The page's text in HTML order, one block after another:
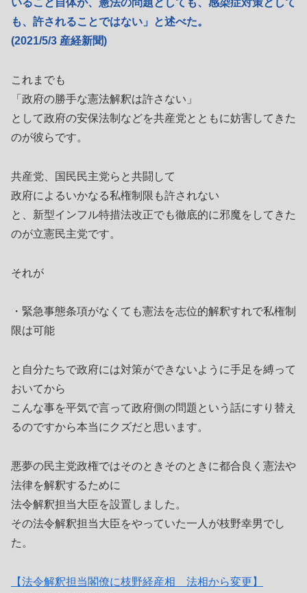
いること自体が、憲法の問題としても、感染症対策として
も、許されることではない」と述べた。
(2021/5/3 産経新聞)
これまでも
「政府の勝手な憲法解釈は許さない」
として政府の安保法制などを共産党とともに妨害してきた
のが彼らです。
共産党、国民民主党らと共闘して
政府によるいかなる私権制限も許されない
と、新型インフル特措法改正でも徹底的に邪魔をしてきた
のが立憲民主党です。
それが
・緊急事態条項がなくても憲法を志位的解釈すれで私権制
限は可能
と自分たちで政府には対策ができないように手足を縛って
おいてから
こんな事を平気で言って政府側の問題という話にすり替え
るのですから本当にクズだと思います。
悪夢の民主党政権ではそのときそのときに都合良く憲法や
法律を解釈するために
法令解釈担当大臣を設置しました。
その法令解釈担当大臣をやっていた一人が枝野幸男でし
た。
【法令解釈担当閣僚に枝野経産相 法相から変更】